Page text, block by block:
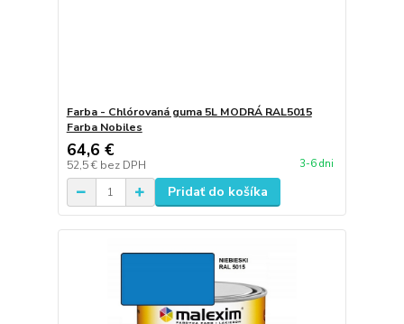
Farba - Chlórovaná guma 5L MODRÁ RAL5015
Farba Nobiles
64,6 €
52,5 € bez DPH 3-6 dni
Pridať do košíka